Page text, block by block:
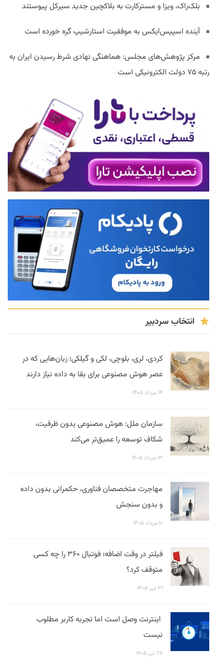
بلک‌راک، ویزا و مسترکارت به بلاکچین جدید سیرکل پیوستند
آینده اسپیس‌ایکس به موفقیت استارشیپ گره خورده است
مرکز پژوهش‌های مجلس: هماهنگی نهادی شرط رسیدن ایران به
رتبه ۷۵ دولت الکترونیکی است
انتخاب سردبیر
کردی، لری، بلوچی، لکی و گیلکی؛ زبان‌هایی که در
عصر هوش مصنوعی برای بقا به داده نیاز دارند
۱۴ مرداد ۱۴۰۵
سازمان ملل: هوش مصنوعی بدون ظرفیت،
شکاف توسعه را عمیق‌تر می‌کند
۱۳ مرداد ۱۴۰۵
مهاجرت متخصصان فناوری، حکمرانی بدون داده
و بدون سنجش
۱۰ مرداد ۱۴۰۵
فیلتر در وقت اضافه؛ فوتبال ۳۶۰ را چه کسی
متوقف کرد؟
۳۱ تیر ۱۴۰۵
اینترنت وصل است اما تجربه کاربر مطلوب
نیست
۲۸ تیر ۱۴۰۵